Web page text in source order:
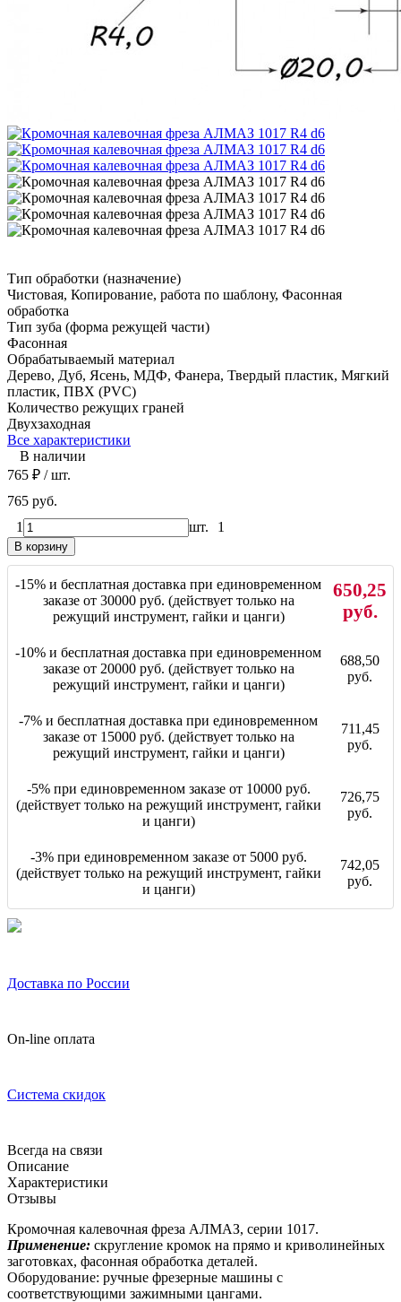
Тип обработки (назначение)
Чистовая, Копирование, работа по шаблону, Фасонная
обработка
Тип зуба (форма режущей части)
Фасонная
Обрабатываемый материал
Дерево, Дуб, Ясень, МДФ, Фанера, Твердый пластик, Мягкий
пластик, ПВХ (PVC)
Количество режущих граней
Двухзаходная
Все характеристики
В наличии
765 ₽ / шт.
765 руб.
1
шт. 1
В корзину
-15% и бесплатная доставка при единовременном
заказе от 30000 руб. (действует только на
режущий инструмент, гайки и цанги)
650,25
руб.
-10% и бесплатная доставка при единовременном
заказе от 20000 руб. (действует только на
режущий инструмент, гайки и цанги)
688,50
руб.
-7% и бесплатная доставка при единовременном
заказе от 15000 руб. (действует только на
режущий инструмент, гайки и цанги)
711,45
руб.
-5% при единовременном заказе от 10000 руб.
(действует только на режущий инструмент, гайки
и цанги)
726,75
руб.
-3% при единовременном заказе от 5000 руб.
(действует только на режущий инструмент, гайки
и цанги)
742,05
руб.
Доставка по России
On-line оплата
Система скидок
Всегда на связи
Описание
Характеристики
Отзывы
Кромочная калевочная фреза АЛМАЗ, серии 1017.
Применение: скругление кромок на прямо и криволинейных
заготовках, фасонная обработка деталей.
Оборудование: ручные фрезерные машины с
соответствующими зажимными цангами.